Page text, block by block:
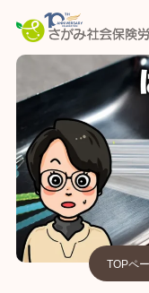
TOPペ